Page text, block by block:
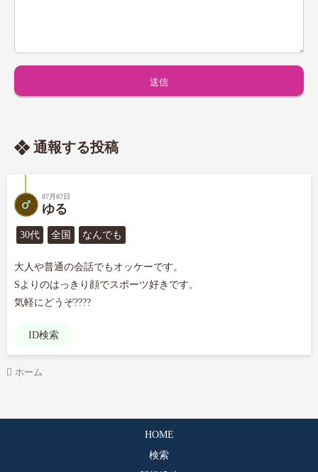
通報する投稿
07月07日
ゆる
30代 全国 なんでも
大人や普通の会話でもオッケーです。
Sよりのはっきり顔でスポーツ好きです。
気軽にどうぞ????
ID検索
ホーム
HOME
検索